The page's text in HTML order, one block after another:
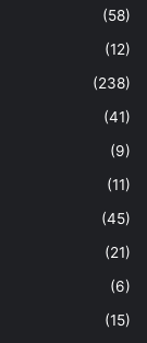
(58)
(12)
(238)
(41)
(9)
(11)
(45)
(21)
(6)
(15)